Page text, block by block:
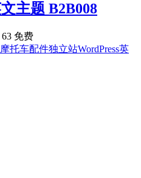
主题 B2B008
63 免费